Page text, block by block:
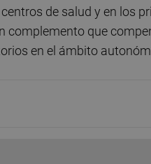
de salud y en los
complemento que
en el ámbito